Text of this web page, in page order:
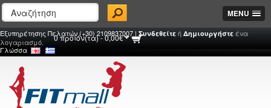
MENU
Γλώσσα
0 προϊόν(τα) - 0,00€
Εξυπηρέτησης Πελατών (+30) 2109837007 | Συνδεθείτε ή Δημιουργήστε ένα
λογαριασμό.